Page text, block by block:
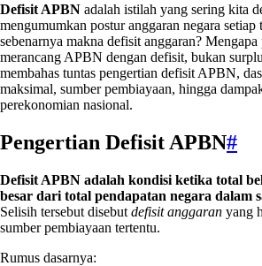
Defisit APBN adalah istilah yang sering kita
mengumumkan postur anggaran negara setiap
sebenarnya makna defisit anggaran? Mengapa
merancang APBN dengan defisit, bukan
membahas tuntas pengertian defisit APBN,
maksimal, sumber pembiayaan, hingga
perekonomian nasional.
Pengertian Defisit APBN#
Defisit APBN adalah kondisi ketika total
besar dari total pendapatan negara dalam
Selisih tersebut disebut defisit anggaran yang
sumber pembiayaan tertentu.
Rumus dasarnya: